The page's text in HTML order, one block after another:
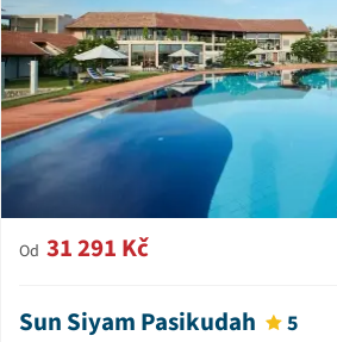
Od 31 291 Kč
Sun Siyam Pasikudah 5